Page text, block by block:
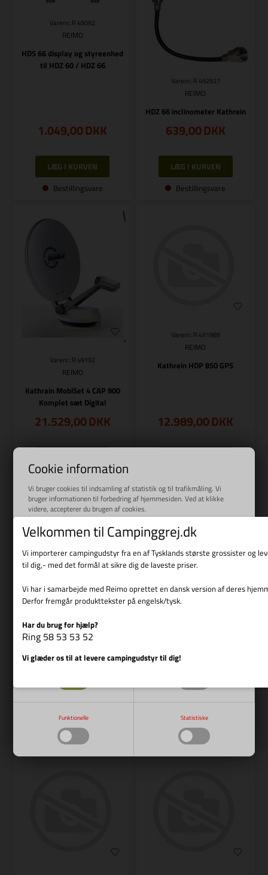
Cookie information
Vi bruger cookies til indsamling af statistik og til trafikmåling. Vi
bruger informationen til forbedring af hjemmesiden. Ved at klikke
videre, accepterer du brugen af cookies.
Læs mere
Nødvendige Markedsføring
Funktionelle Statistiske
Varenr.: R 49092
REIMO
HDS 66 display og styreenhed
til HDZ 60 / HDZ 66
1.049,00DKK
Bestillingsvare
Varenr.: R 492927
REIMO
HDZ 66 inclinometer Kathrein
639,00DKK
Bestillingsvare
Varenr.: R 49192
REIMO
Kathrain MobiSet 4 CAP 900
Komplet sæt Digital
21.529,00DKK
Varenr.: R 491989
REIMO
Kathrein HDP 850 GPS
12.989,00DKK
Varenr.: R 491980
REIMO
Kathrein WFS 55 foderskinne
Bestillingsvare
Knuled møtrik til HDM 140
Bestillingsvare
Velkommen til Campinggrej.dk
Vi importerer campingudstyr fra en af Tysklands største grossister og
til dig,- med det formål at sikre dig de laveste priser.
Vi har i samarbejde med Reimo oprettet en dansk version af deres
Derfor fremgår produkttekster på engelsk/tysk.
Har du brug for hjælp?
Ring 58 53 53 52
Vi glæder os til at levere campingudstyr til dig!